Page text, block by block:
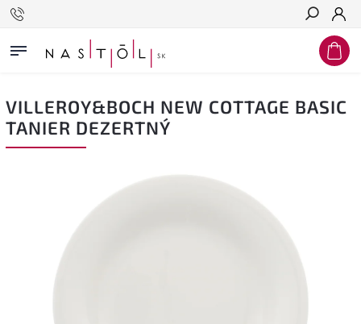
Hľadať
VILLEROY&BOCH NEW COTTAGE BASIC
TANIER DEZERTNÝ